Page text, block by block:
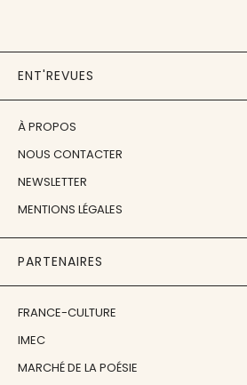
ENT'REVUES
À PROPOS
NOUS CONTACTER
NEWSLETTER
MENTIONS LÉGALES
PARTENAIRES
FRANCE-CULTURE
IMEC
MARCHÉ DE LA POÉSIE